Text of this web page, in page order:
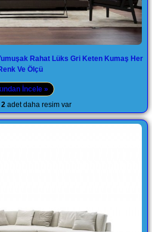
Rahat Lüks Gri Keten Kumaş Her
Ve Ölçü
İncele »
2 adet daha resim var